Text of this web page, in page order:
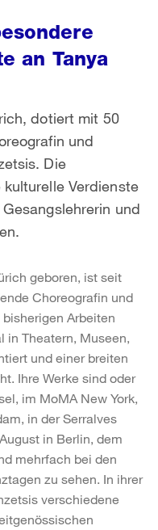
an Tanya
dotiert mit 50
und
Die
Verdienste
und
geboren, ist seit
Choreografin und
Arbeiten
Theatern, Museen,
und einer breiten
Ihre Werke sind oder
im MoMA New York,
in der Serralves
in Berlin, dem
mehrfach bei den
zu sehen. In ihrer
verschiedene